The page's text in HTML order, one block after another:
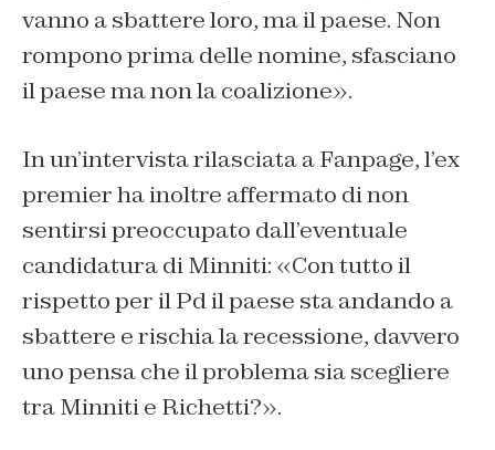
vanno a sbattere loro, ma il paese. Non
rompono prima delle nomine, sfasciano
il paese ma non la coalizione».
In un’intervista rilasciata a Fanpage, l’ex
premier ha inoltre affermato di non
sentirsi preoccupato dall’eventuale
candidatura di Minniti: «Con tutto il
rispetto per il Pd il paese sta andando a
sbattere e rischia la recessione, davvero
uno pensa che il problema sia scegliere
tra Minniti e Richetti?».